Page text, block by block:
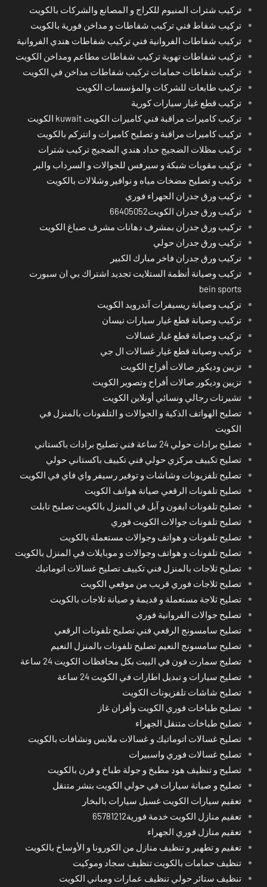
تركيب شترات المنيوم للكراج و المصانع والشركات بالكويت
تركيب شفاط فني تركيب شفاطات و مداخن فورية بالكويت
تركيب شفاطات الفروانية فني تركيب شفاطات هندي الفروانية
تركيب شفاطات تهوية تركيب شفاطات مطاعم ومداخن الكويت
تركيب شفاطات حمامات تركيب شفاطات مداخن في الكويت
تركيب طابعات للشركات والمؤسسات الكويت
تركيب قطع غيار سيارات كورية
تركيب كاميرات مراقبة فني كاميرات الكويت kuwait الكويت
تركيب كاميرات مراقبة و تصليح كاميرات و انتركم بالكويت
تركيب مظلات الضجيج حداد هندي الضجيج تركيب شترات
تركيب مقويات شبكة و سيرفس للجوالات و السرداب والبر
تركيب و تصليح مضخات مياه و نوافير وشلالات بالكويت
تركيب ورق جدران الجهراء فوري
تركيب ورق جدران الكويت66405052
تركيب ورق جدران بمشرف دهانات مشرف صباغ الكويت
تركيب ورق جدران حولي
تركيب ورق جدران فاخر مبارك الكبير
تركيب وصيانة أنظمة الستلايت تجديد اشتراك بي ان سبورت
bein sports
تركيب وصيانة ريسيفرات آندرويد الكويت
تركيب وصيانة قطع غيار سيارات نيسان
تركيب وصيانة قطع غيار غسالات
تركيب وصيانة قطع غيار غسالات ال جي
تزيين وديكور صالات أفراح الكويت
تزيين وديكور صالات أفراح وتصوير الكويت
تشيرتات رجالي ونسائي أونلاين الكويت
تصليح الهواتف الذكية و الجوالات و التلفونات بالمنزل في
الكويت
تصليح برادات حولي 24 ساعة فني تصليح برادات باكستاني
تصليح تكييف مركزي حولي فني تكييف باكستاني حولي
تصليح تلفزيونات وشاشات و توفير رسيفر واي فاي في الكويت
تصليح تلفونات الرقعي صيانة هواتف الكويت
تصليح تلفونات ايفون و آبل في المنزل بالكويت تصليح تابلت
تصليح تلفونات جوالات الكويت فوري
تصليح تلفونات و هواتف وجوالات مستعملة بالكويت
تصليح تلفونات و هواتف وجوالات و موبايلات في المنزل بالكويت
تصليح ثلاجات بالمنزل فني تكييف تصليح غسالات اتوماتيك
تصليح ثلاجات فوري قريب من موقعي الكويت
تصليح ثلاجة مستعملة و قديمة و صيانة ثلاجات بالكويت
تصليح جوالات الفروانية فوري
تصليح سامسونج الرقعي فني تصليح تلفونات الرقعي
تصليح سامسونج النعيم تصليح تلفونات بالمنزل النعيم
تصليح سمارت فون في البيت بكل محافظات الكويت 24 ساعة
تصليح سيارات و تبديل اطارات في الكويت 24 ساعة
تصليح شاشات تلفزيونات الكويت
تصليح طباخات فوري الكويت وأفران غاز
تصليح طباخات متنقل الجهراء
تصليح غسالات اتوماتيك و غسالات ملابس ونشافات بالكويت
تصليح غسالات فوري واسبيرات
تصليح و تنظيف هود مطبخ و جولة طباخ و فرن بالكويت
تصليح و صيانة سيارات في حولي الكويت بنشر متنقل
تعقيم سيارات الكويت غسيل سيارات بالبخار
تعقيم منازل الكويت خدمة فورية65781212
تعقيم منازل فوري الجهراء
تعقيم و تطهير و تنظيف منازل من الكورونا و الأوساخ بالكويت
تنظيف حمامات بالكويت تنظيف سجاد وموكيت
تنظيف ستائر حولي تنظيف عمارات ومباني الكويت